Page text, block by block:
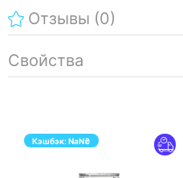
Отзывы (0)
Свойства
Кэшбэк:NaN₴